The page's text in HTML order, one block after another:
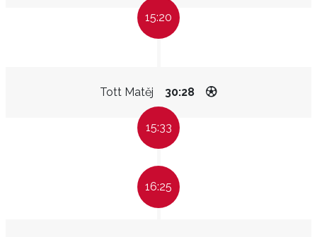
15:20
Tott Matěj 30:28
15:33
16:25